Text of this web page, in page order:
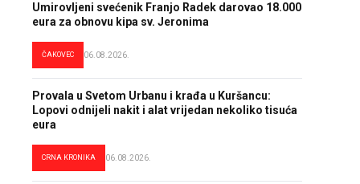
Umirovljeni svećenik Franjo Radek darovao 18.000
eura za obnovu kipa sv. Jeronima
ČAKOVEC 06.08.2026.
Provala u Svetom Urbanu i krađa u Kuršancu:
Lopovi odnijeli nakit i alat vrijedan nekoliko tisuća
eura
CRNA KRONIKA 06.08.2026.